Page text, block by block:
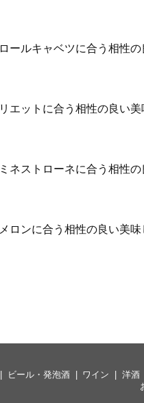
ロールキャベツに合う相性
リエットに合う相性の良い
ミネストローネに合う相性
メロンに合う相性の良い美
ビール・発泡酒 ワイン 洋酒